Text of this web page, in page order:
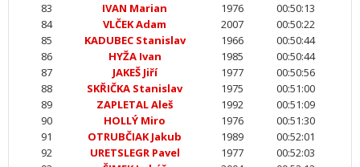
83
IVAN Marian 1976
00:50:13
84
VLČEK Adam 2007
00:50:22
85
KADUBEC Stanislav 1966
00:50:44
86
HYŽA Ivan 1985
00:50:44
87
JAKEŠ Jiří 1977
00:50:56
88
SKŘIČKA Stanislav 1975
00:51:00
89
ZAPLETAL Aleš 1992
00:51:09
90
HOLLÝ Miro 1976
00:51:30
91
OTRUBČIAK Jakub 1989
00:52:01
92
URETSLEGR Pavel 1977
00:52:03